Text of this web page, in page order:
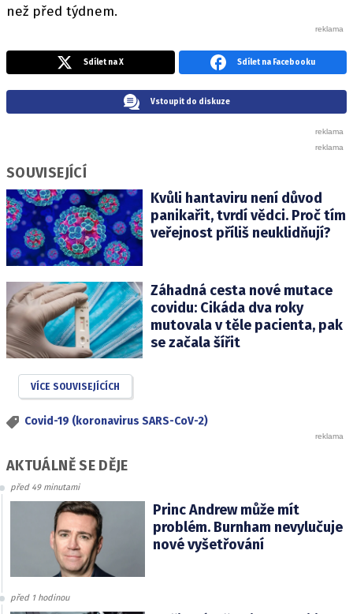
než před týdnem.
Sdílet na X Sdílet na Facebooku
Vstoupit do diskuze
SOUVISEJÍCÍ
Kvůli hantaviru není důvod
panikařit, tvrdí vědci. Proč tím
veřejnost příliš neuklidňují?
Záhadná cesta nové mutace
covidu: Cikáda dva roky
mutovala v těle pacienta, pak
se začala šířit
VÍCE SOUVISEJÍCÍCH
Covid-19 (koronavirus SARS-CoV-2)
AKTUÁLNĚ SE DĚJE
před 49 minutami
Princ Andrew může mít
problém. Burnham nevylučuje
nové vyšetřování
před 1 hodinou